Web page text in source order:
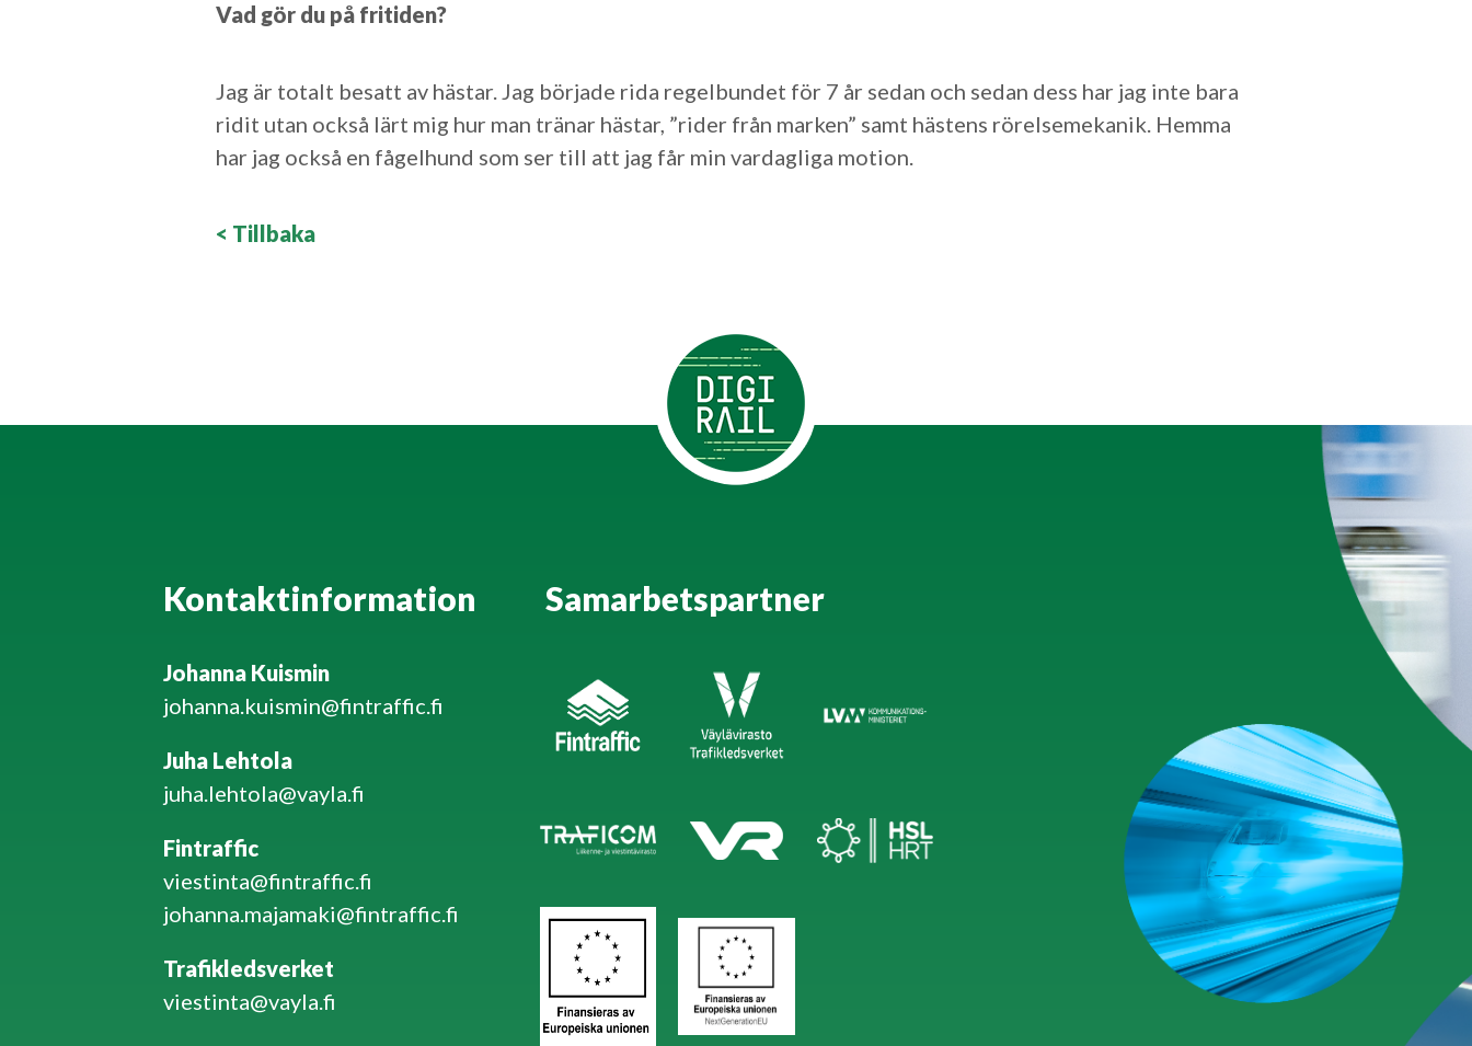
Vad gör du på fritiden?
Jag är totalt besatt av hästar. Jag började rida regelbundet för 7 år sedan och sedan dess har jag inte bara
ridit utan också lärt mig hur man tränar hästar, ”rider från marken” samt hästens rörelsemekanik. Hemma
har jag också en fågelhund som ser till att jag får min vardagliga motion.
< Tillbaka
Kontaktinformation
Johanna Kuismin
johanna.kuismin@fintraffic.fi
Juha Lehtola
juha.lehtola@vayla.fi
Fintraffic
viestinta@fintraffic.fi
johanna.majamaki@fintraffic.fi
Trafikledsverket
viestinta@vayla.fi
Samarbetspartner